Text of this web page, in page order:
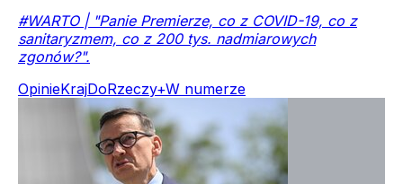
#WARTO | "Panie Premierze, co z COVID-19, co z
sanitaryzmem, co z 200 tys. nadmiarowych
zgonów?".
OpinieKrajDoRzeczy+W numerze